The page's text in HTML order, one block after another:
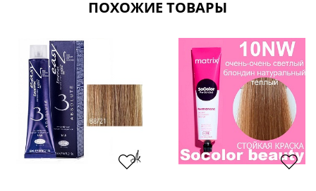
ПОХОЖИЕ ТОВАРЫ